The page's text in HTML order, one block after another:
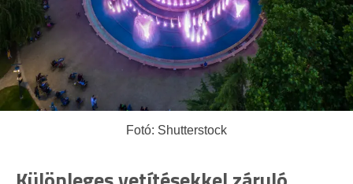
Fotó: Shutterstock